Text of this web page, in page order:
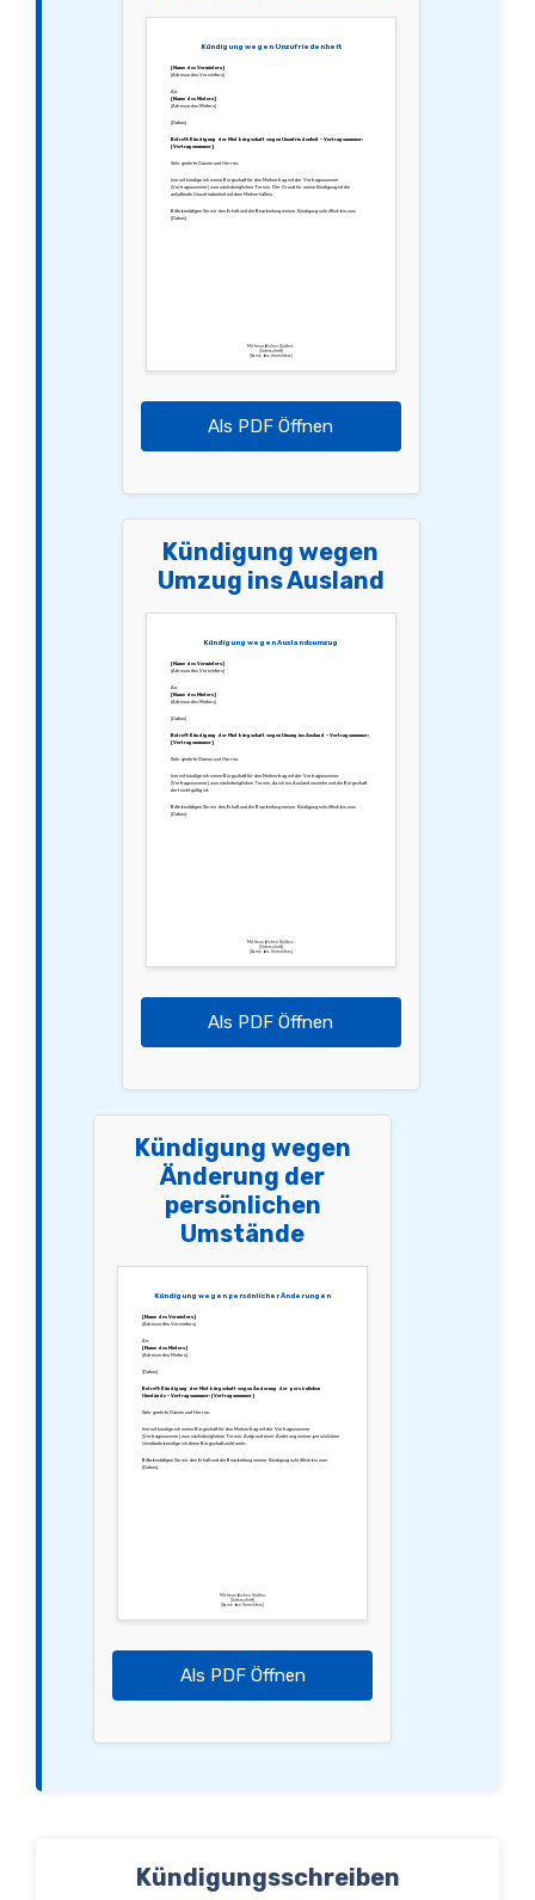
Kündigung wegen Unzufriedenheit
[Name des Vermieters]
[Adresse des Vermieters]
An:
[Name des Mieters]
[Adresse des Mieters]
[Datum]
Betreff: Kündigung der Mietbürgschaft wegen Unzufriedenheit – Vertragsnummer:
[Vertragsnummer]
Sehr geehrte Damen und Herren,
hiermit kündige ich meine Bürgschaft für den Mietvertrag mit der Vertragsnummer
[Vertragsnummer] zum nächstmöglichen Termin. Der Grund für meine Kündigung ist die
anhaltende Unzufriedenheit mit dem Mietverhältnis.
Bitte bestätigen Sie mir den Erhalt und die Bearbeitung meiner Kündigung schriftlich bis zum
[Datum].
Mit freundlichen Grüßen,
[Unterschrift]
[Name des Vermieters]
Als PDF Öffnen
Kündigung wegen
Umzug ins Ausland
Kündigung wegen Auslandsumzug
[Name des Vermieters]
[Adresse des Vermieters]
An:
[Name des Mieters]
[Adresse des Mieters]
[Datum]
Betreff: Kündigung der Mietbürgschaft wegen Umzug ins Ausland – Vertragsnummer:
[Vertragsnummer]
Sehr geehrte Damen und Herren,
hiermit kündige ich meine Bürgschaft für den Mietvertrag mit der Vertragsnummer
[Vertragsnummer] zum nächstmöglichen Termin, da ich ins Ausland umziehe und die Bürgschaft
dort nicht gültig ist.
Bitte bestätigen Sie mir den Erhalt und die Bearbeitung meiner Kündigung schriftlich bis zum
[Datum].
Mit freundlichen Grüßen,
[Unterschrift]
[Name des Vermieters]
Als PDF Öffnen
Kündigung wegen
Änderung der
persönlichen
Umstände
Kündigung wegen persönlicher Änderungen
[Name des Vermieters]
[Adresse des Vermieters]
An:
[Name des Mieters]
[Adresse des Mieters]
[Datum]
Betreff: Kündigung der Mietbürgschaft wegen Änderung der persönlichen
Umstände – Vertragsnummer: [Vertragsnummer]
Sehr geehrte Damen und Herren,
hiermit kündige ich meine Bürgschaft für den Mietvertrag mit der Vertragsnummer
[Vertragsnummer] zum nächstmöglichen Termin. Aufgrund einer Änderung meiner persönlichen
Umstände benötige ich diese Bürgschaft nicht mehr.
Bitte bestätigen Sie mir den Erhalt und die Bearbeitung meiner Kündigung schriftlich bis zum
[Datum].
Mit freundlichen Grüßen,
[Unterschrift]
[Name des Vermieters]
Als PDF Öffnen
Kündigungsschreiben